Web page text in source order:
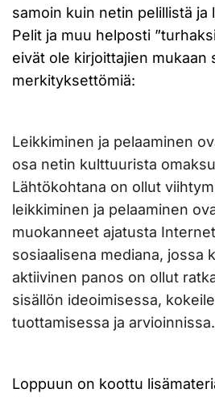
samoin kuin netin pelillistä ja
Pelit ja muu helposti
eivät ole kirjoittajien mukaan
merkityksettömiä:
Leikkiminen ja pelaaminen
osa netin kulttuurista
Lähtökohtana on ollut
leikkiminen ja pelaaminen
muokanneet ajatusta
sosiaalisena mediana, jossa
aktiivinen panos on ollut
sisällön ideoimisessa,
tuottamisessa ja arvioinnissa.
Loppuun on koottu